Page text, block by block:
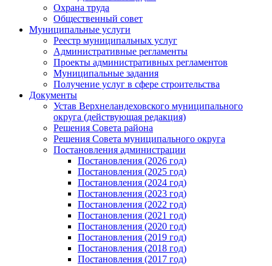
Охрана труда
Общественный совет
Муниципальные услуги
Реестр муниципальных услуг
Административные регламенты
Проекты административных регламентов
Муниципальные задания
Получение услуг в сфере строительства
Документы
Устав Верхнеландеховского муниципального
округа (действующая редакция)
Решения Совета района
Решения Совета муниципального округа
Постановления администрации
Постановления (2026 год)
Постановления (2025 год)
Постановления (2024 год)
Постановления (2023 год)
Постановления (2022 год)
Постановления (2021 год)
Постановления (2020 год)
Постановления (2019 год)
Постановления (2018 год)
Постановления (2017 год)